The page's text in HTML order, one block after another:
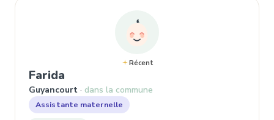
Récent
Farida
Guyancourt dans la commune
Assistante maternelle